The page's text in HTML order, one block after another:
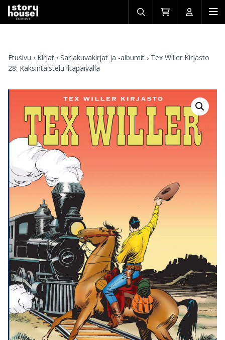
Avaa/sulje
haku
Siirry
ostoskoriin
Avaa/
Etusivu › Kirjat › Sarjakuvakirjat ja -albumit › Tex Willer Kirjasto
28: Kaksintaistelu iltapäivällä